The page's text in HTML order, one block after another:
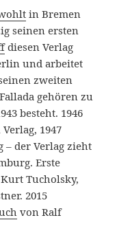
in Bremen
seinen ersten
diesen Verlag
und arbeitet
zweiten
gehören zu
besteht. 1946
1947
der Verlag zieht
Erste
Tucholsky,
2015
von Ralf